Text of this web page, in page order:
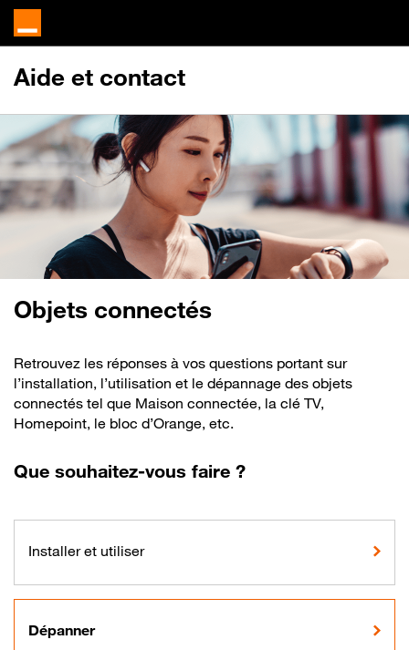
Aide et contact
Objets connectés
Retrouvez les réponses à vos questions portant sur
l’installation, l’utilisation et le dépannage des objets
connectés tel que Maison connectée, la clé TV,
Homepoint, le bloc d’Orange, etc.
Que souhaitez-vous faire ?
Installer et utiliser
Dépanner